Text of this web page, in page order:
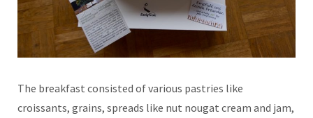
The breakfast consisted of various pastries like
croissants, grains, spreads like nut nougat cream and jam,